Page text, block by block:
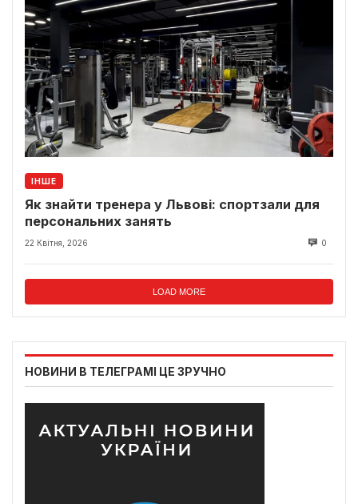
ІНШЕ
Як знайти тренера у Львові: спортзали для
персональних занять
22 Квітня, 2026 0
LOAD MORE
НОВИНИ В ТЕЛЕГРАМІ ЦЕ ЗРУЧНО